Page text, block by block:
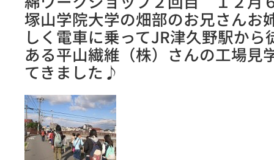
塚山学院大学の畑部のお兄さんお
しく電車に乗ってJR津久野駅か
ある平山繊維（株）さんの工場見
てきました♪